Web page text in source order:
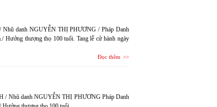
Nhũ danh NGUYỄN THỊ PHƯƠNG / Pháp Danh
Hưởng thượng thọ 100 tuổi. Tang lễ cử hành ngày
Đọc thêm
/ Nhũ danh NGUYỄN THỊ PHƯƠNG Pháp Danh